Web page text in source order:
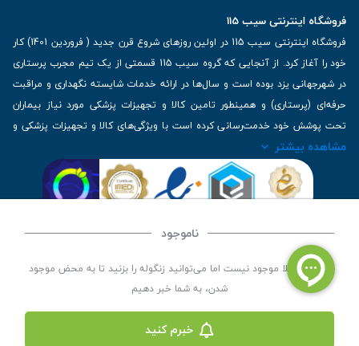
ناموجود
این کالا فعلا موجود نیست اما می‌توانید زنگوله را بزنید تا به محض موجود
شدن، به شما خبر دهیم
خبرم کنید
فروشگاه اینترنتی سیب 115
فروشگاه اینترنتی سیب 115 در اولین روزهای شروع قرن جدید ( فروردین 1401) کار
خود را آغاز کرد. از آنجایی که گروه سیب 115 قسمتی از یک تیم مجرب پرستاری
در شهرجهانی یزد بوده است و سال‌ها در ارائه خدمات شایسته نگهداری و مراقبت
حرفه‌ای (پرستاری) و همینطور تامین کالا و تجهیزات پزشکی مورد نیاز بیماران
تحت پوشش خود خدمت‌رسانی کرده است با ویژگی‌های کالا و تجهیزات پزشکی و
برترین برندهای موجود در بازار اطلاعات بسیار ارزشمندی را دارا می‌باشد
| تلفن تماس : 36333383-035 | ایمیل: Info@Sib115.com
مشاهده بیشتر
کلیه حقوق این سایت متعلق به سیب 115 ( فروشگاه لوازم پزشکی سیب 115 ) است، توسعه و
کدنویسی توسطسپکام سیستم